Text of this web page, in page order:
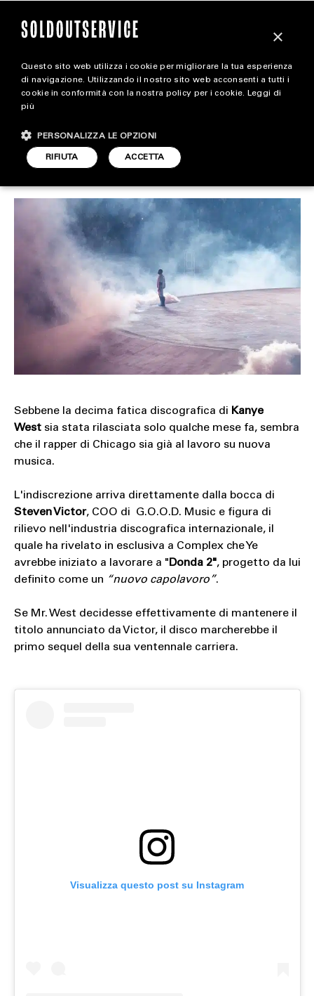
extra
ALL EXTRA
ART & DESIGN
CINEMA
FOOD & BEVERAGE
HOUSE
LIFESTYLE
MOTORS
SOUND
SPORT
TRAVEL
Kanye West è già al lavoro
su “Donda 2”
SOUND
4 GENNAIO 2022
Sebbene la decima fatica discografica di Kanye
West sia stata rilasciata solo qualche mese fa, sembra
che il rapper di Chicago sia già al lavoro su nuova
musica.
L'indiscrezione arriva direttamente dalla bocca di
Steven Victor, COO di G.O.O.D. Music e figura di
rilievo nell'industria discografica internazionale, il
quale ha rivelato in esclusiva a Complex che Ye
avrebbe iniziato a lavorare a "Donda 2", progetto da lui
definito come un “nuovo capolavoro”.
Se Mr. West decidesse effettivamente di mantenere il
titolo annunciato da Victor, il disco marcherebbe il
primo sequel della sua ventennale carriera.
Visualizza questo post su Instagram
×
Questo sito web utilizza i cookie per migliorare la tua esperienza
di navigazione. Utilizzando il nostro sito web acconsenti a tutti i
cookie in conformità con la nostra policy per i cookie. Leggi di
più
ACCETTA
RIFIUTA
PERSONALIZZA LE OPZIONI